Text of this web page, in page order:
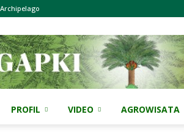
PROFIL VIDEO AGROWISATA